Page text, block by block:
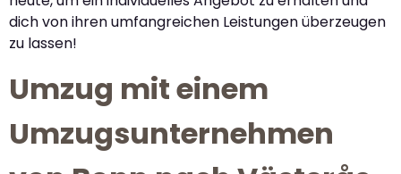
dich von ihren umfangreichen Leistungen überzeugen
zu lassen!
Umzug mit einem
Umzugsunternehmen